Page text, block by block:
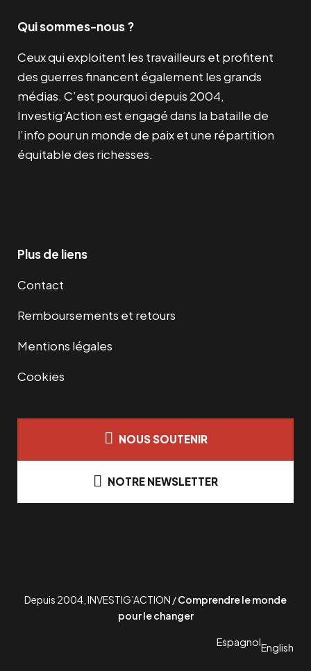
Qui sommes-nous ?
Ceux qui exploitent les travailleurs et profitent
des guerres financent également les grands
médias. C’est pourquoi depuis 2004,
Investig’Action est engagé dans la bataille de
l’info pour un monde de paix et une répartition
équitable des richesses.
Plus de liens
Contact
Remboursements et retours
Mentions légales
Cookies
NOUS SOUTENIR
NOTRE NEWSLETTER
Depuis 2004, INVESTIG’ACTION /Comprendre le monde
pour le changer
EspagnolEnglish